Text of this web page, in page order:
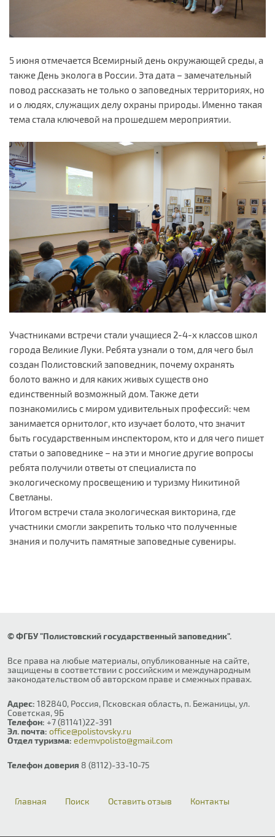
5 июня отмечается Всемирный день окружающей среды, а
также День эколога в России. Эта дата – замечательный
повод рассказать не только о заповедных территориях, но
и о людях, служащих делу охраны природы. Именно такая
тема стала ключевой на прошедшем мероприятии.
Участниками встречи стали учащиеся 2-4-х классов школ
города Великие Луки. Ребята узнали о том, для чего был
создан Полистовский заповедник, почему охранять
болото важно и для каких живых существ оно
единственный возможный дом. Также дети
познакомились с миром удивительных профессий: чем
занимается орнитолог, кто изучает болото, что значит
быть государственным инспектором, кто и для чего пишет
статьи о заповеднике – на эти и многие другие вопросы
ребята получили ответы от специалиста по
экологическому просвещению и туризму Никитиной
Светланы.
Итогом встречи стала экологическая викторина, где
участники смогли закрепить только что полученные
знания и получить памятные заповедные сувениры.
© ФГБУ "Полистовский государственный заповедник".
Все права на любые материалы, опубликованные на сайте,
защищены в соответствии с российским и международным
законодательством об авторском праве и смежных правах.
Адрес: 182840, Россия, Псковская область, п. Бежаницы, ул.
Советская, 9Б
Телефон: +7 (81141)22-391
Эл. почта: office@polistovsky.ru
Отдел туризма: edemvpolisto@gmail.com
Телефон доверия 8 (8112)-33-10-75
Главная Поиск Оставить отзыв Контакты